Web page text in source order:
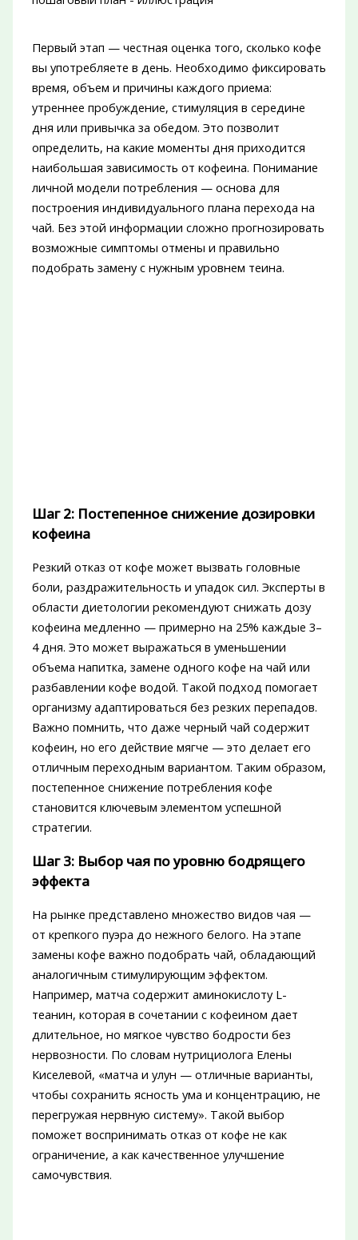
Первый этап — честная оценка того, сколько кофе
вы употребляете в день. Необходимо фиксировать
время, объем и причины каждого приема:
утреннее пробуждение, стимуляция в середине
дня или привычка за обедом. Это позволит
определить, на какие моменты дня приходится
наибольшая зависимость от кофеина. Понимание
личной модели потребления — основа для
построения индивидуального плана перехода на
чай. Без этой информации сложно прогнозировать
возможные симптомы отмены и правильно
подобрать замену с нужным уровнем теина.
Шаг 2: Постепенное снижение дозировки
кофеина
Резкий отказ от кофе может вызвать головные
боли, раздражительность и упадок сил. Эксперты в
области диетологии рекомендуют снижать дозу
кофеина медленно — примерно на 25% каждые 3–
4 дня. Это может выражаться в уменьшении
объема напитка, замене одного кофе на чай или
разбавлении кофе водой. Такой подход помогает
организму адаптироваться без резких перепадов.
Важно помнить, что даже черный чай содержит
кофеин, но его действие мягче — это делает его
отличным переходным вариантом. Таким образом,
постепенное снижение потребления кофе
становится ключевым элементом успешной
стратегии.
Шаг 3: Выбор чая по уровню бодрящего
эффекта
На рынке представлено множество видов чая —
от крепкого пуэра до нежного белого. На этапе
замены кофе важно подобрать чай, обладающий
аналогичным стимулирующим эффектом.
Например, матча содержит аминокислоту L-
теанин, которая в сочетании с кофеином дает
длительное, но мягкое чувство бодрости без
нервозности. По словам нутрициолога Елены
Киселевой, «матча и улун — отличные варианты,
чтобы сохранить ясность ума и концентрацию, не
перегружая нервную систему». Такой выбор
поможет воспринимать отказ от кофе не как
ограничение, а как качественное улучшение
самочувствия.